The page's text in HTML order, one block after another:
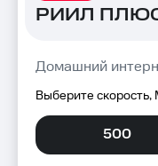
РИИЛ
Домашний
Выберите скорость,
500